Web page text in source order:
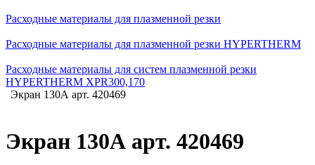
Расходные материалы для плазменной резки
Расходные материалы для плазменной резки HYPERTHERM
Расходные материалы для систем плазменной резки
HYPERTHERM XPR300,170
Экран 130А арт. 420469
Экран 130А арт. 420469